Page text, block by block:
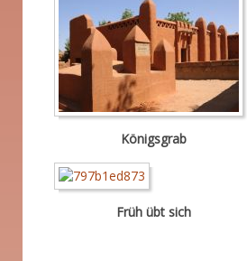
Königsgrab
Früh übt sich